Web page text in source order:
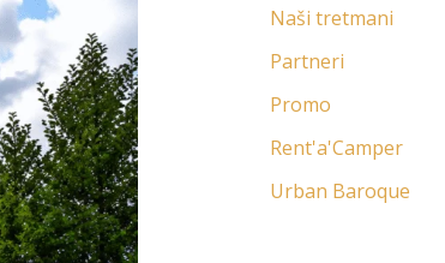
Naši tretmani
Partneri
Promo
Rent'a'Camper
Urban Baroque